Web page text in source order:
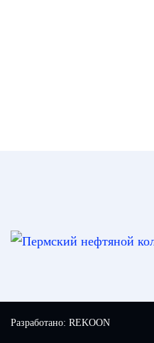
Разработано: REKOON